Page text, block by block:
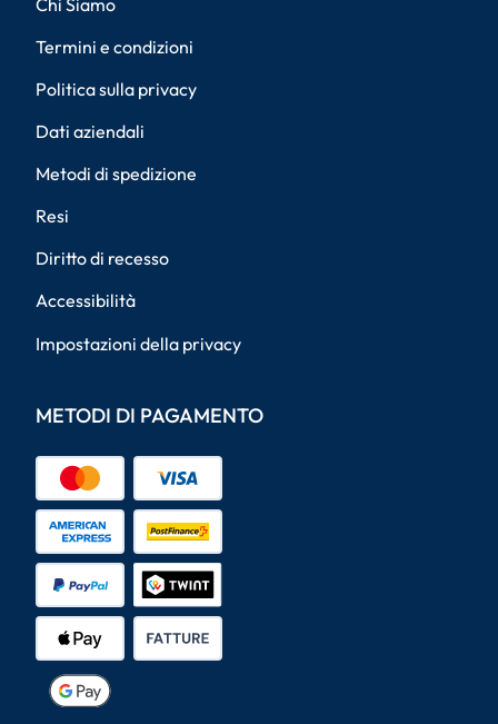
Termini e condizioni
Politica sulla privacy
Dati aziendali
Metodi di spedizione
Resi
Diritto di recesso
Accessibilità
Impostazioni della privacy
METODI DI PAGAMENTO